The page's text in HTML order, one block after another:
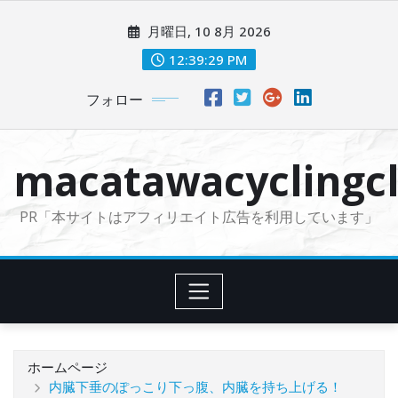
に
月曜日, 10 8月 2026
12:39:31 PM
フォロー
PR「本サイトはアフィリエイト広告を利用しています」
ホームページ
内臓下垂のぽっこり下っ腹、内臓を持ち上げる！